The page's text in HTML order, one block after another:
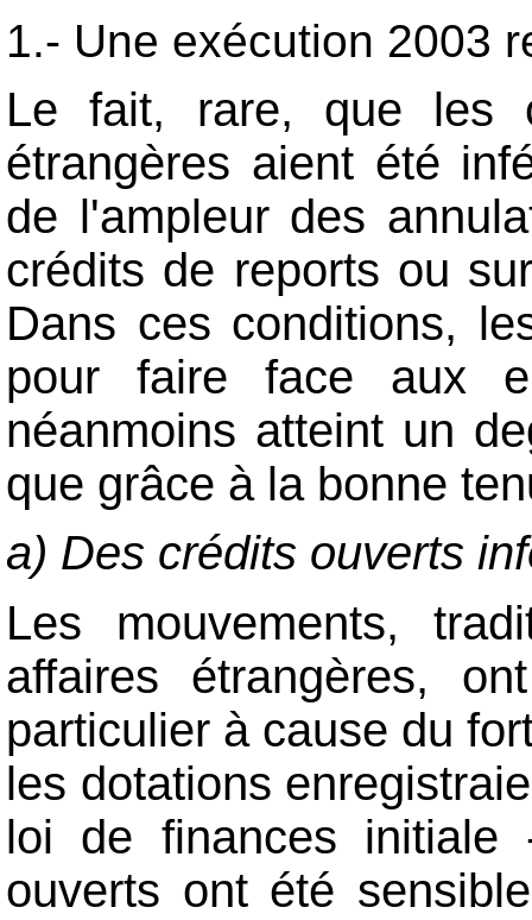
1.- Une exécution 2003
Le fait, rare, que les
étrangères aient été
de l'ampleur des
crédits de reports ou
Dans ces conditions,
pour faire face aux
néanmoins atteint un
que grâce à la bonne
a) Des crédits ouverts
Les mouvements,
affaires étrangères,
particulier à cause du
les dotations
loi de finances initiale
ouverts ont été